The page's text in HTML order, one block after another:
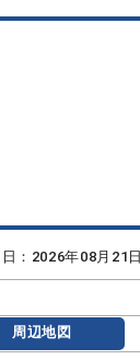
：2026年08月21日
周辺地図